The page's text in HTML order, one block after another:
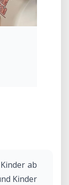
ab
Kinder